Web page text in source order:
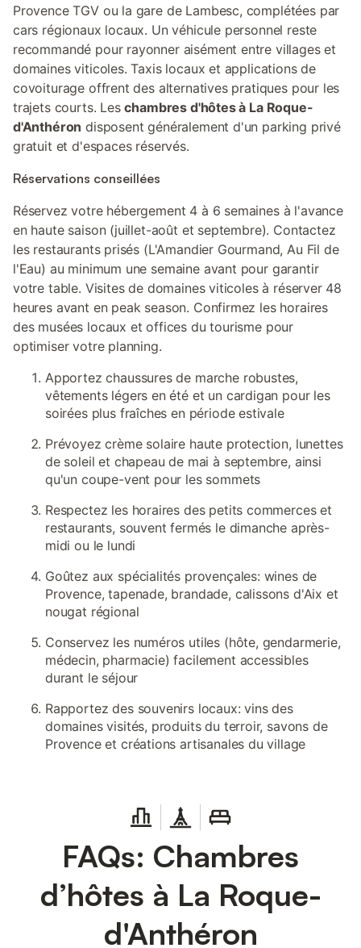
Provence TGV ou la gare de Lambesc, complétées par
cars régionaux locaux. Un véhicule personnel reste
recommandé pour rayonner aisément entre villages et
domaines viticoles. Taxis locaux et applications de
covoiturage offrent des alternatives pratiques pour les
trajets courts. Leschambres d'hôtes à La Roque-
d'Anthéron disposent généralement d'un parking privé
gratuit et d'espaces réservés.
Réservations conseillées
Réservez votre hébergement 4 à 6 semaines à l'avance
en haute saison (juillet-août et septembre). Contactez
les restaurants prisés (L'Amandier Gourmand, Au Fil de
l'Eau) au minimum une semaine avant pour garantir
votre table. Visites de domaines viticoles à réserver 48
heures avant en peak season. Confirmez les horaires
des musées locaux et offices du tourisme pour
optimiser votre planning.
Apportez chaussures de marche robustes,
vêtements légers en été et un cardigan pour les
soirées plus fraîches en période estivale
Prévoyez crème solaire haute protection, lunettes
de soleil et chapeau de mai à septembre, ainsi
qu'un coupe-vent pour les sommets
Respectez les horaires des petits commerces et
restaurants, souvent fermés le dimanche après-
midi ou le lundi
Goûtez aux spécialités provençales: wines de
Provence, tapenade, brandade, calissons d'Aix et
nougat régional
Conservez les numéros utiles (hôte, gendarmerie,
médecin, pharmacie) facilement accessibles
durant le séjour
Rapportez des souvenirs locaux: vins des
domaines visités, produits du terroir, savons de
Provence et créations artisanales du village
FAQs: Chambres
d’hôtes à La Roque-
d'Anthéron